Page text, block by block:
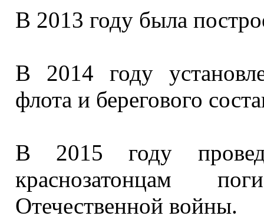
В 2013 году была
В 2014 году
флота и берегового
В 2015 году
краснозатонцам
Отечественной войны.